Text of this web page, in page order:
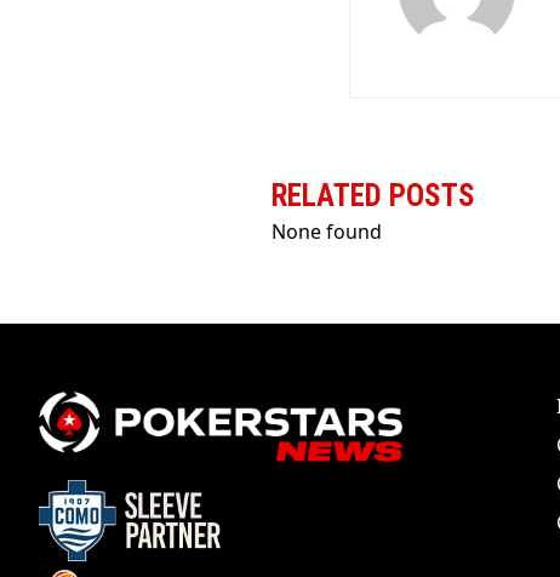
RELATED POSTS
None found